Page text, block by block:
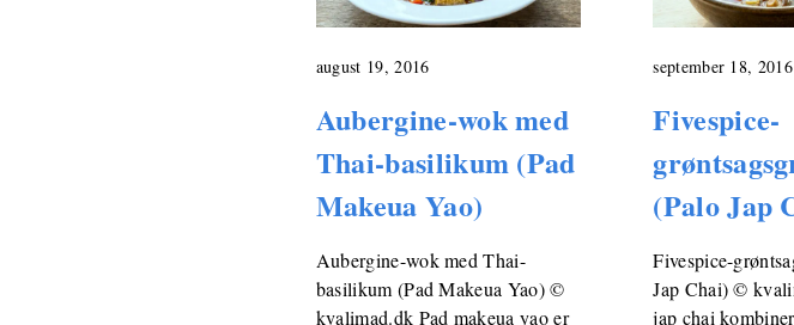
august 19, 2016
Aubergine-wok med
Thai-basilikum (Pad
Makeua Yao)
Aubergine-wok med Thai-
basilikum (Pad Makeua Yao) ©
kvalimad.dk Pad makeua yao er
september 18, 2016
Fivespice-
(Palo Jap
Fivespice-
Jap Chai) ©
jap chai